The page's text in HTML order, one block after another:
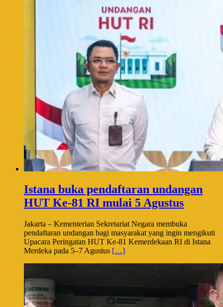
Istana buka pendaftaran undangan
HUT Ke-81 RI mulai 5 Agustus
Jakarta – Kementerian Sekretariat Negara membuka
pendaftaran undangan bagi masyarakat yang ingin mengikuti
Upacara Peringatan HUT Ke-81 Kemerdekaan RI di Istana
Merdeka pada 5–7 Agustus […]